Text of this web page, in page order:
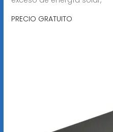
PRECIO GRATUITO